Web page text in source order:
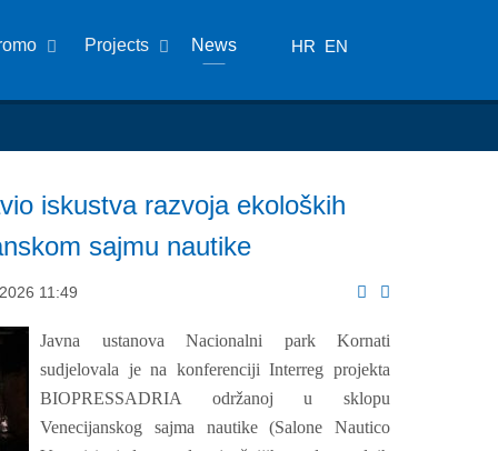
Projects News HR EN
iskustva razvoja ekoloških
sajmu nautike
11:49
Javna ustanova Nacionalni park Kornati
sudjelovala je na konferenciji Interreg projekta
BIOPRESSADRIA održanoj u sklopu
Venecijanskog sajma nautike (Salone Nautico